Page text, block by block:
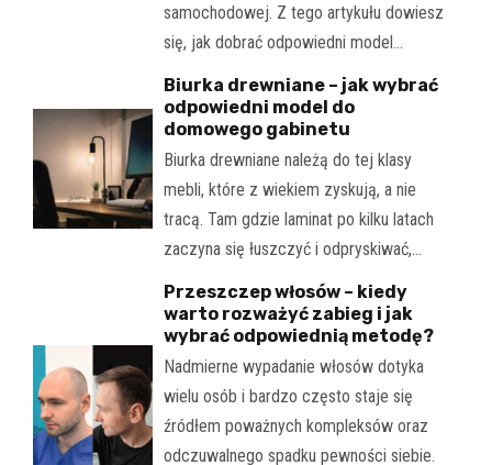
samochodowej. Z tego artykułu dowiesz
się, jak dobrać odpowiedni model…
Biurka drewniane – jak wybrać
odpowiedni model do
domowego gabinetu
Biurka drewniane należą do tej klasy
mebli, które z wiekiem zyskują, a nie
tracą. Tam gdzie laminat po kilku latach
zaczyna się łuszczyć i odpryskiwać,…
Przeszczep włosów – kiedy
warto rozważyć zabieg i jak
wybrać odpowiednią metodę?
Nadmierne wypadanie włosów dotyka
wielu osób i bardzo często staje się
źródłem poważnych kompleksów oraz
odczuwalnego spadku pewności siebie.